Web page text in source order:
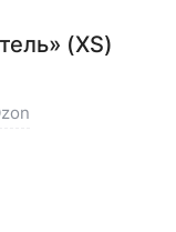
(XS)